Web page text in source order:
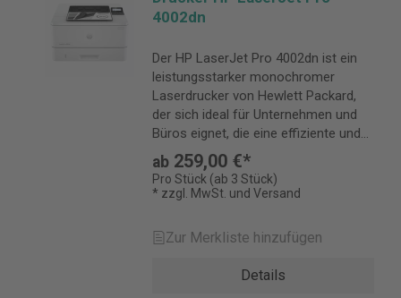
4002dn
Der HP LaserJet Pro 4002dn ist ein
leistungsstarker monochromer
Laserdrucker von Hewlett Packard,
der sich ideal für Unternehmen und
Büros eignet, die eine effiziente und
zuverlässige Drucklösung benötigen.
ab 259,00 €*
Pro Stück (ab 3 Stück)
* zzgl. MwSt. und Versand
Zur Merkliste hinzufügen
Details